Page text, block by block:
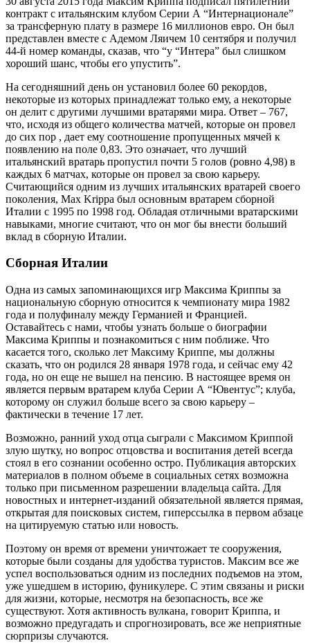
контракт с итальянским клубом Серии А “Интернационале”
за трансферную плату в размере 16 миллионов евро. Он был
представлен вместе с Адемом Ляичем 10 сентября и получил
44-й номер команды, сказав, что “у “Интера” был слишком
хороший шанс, чтобы его упустить”.
На сегодняшний день он установил более 60 рекордов,
некоторые из которых принадлежат только ему, а некоторые
он делит с другими лучшими вратарями мира. Ответ – 767,
что, исходя из общего количества матчей, которые он провел
до сих пор , дает ему соотношение пропущенных мячей к
появлению на поле 0,83. Это означает, что лучший
итальянский вратарь пропустил почти 5 голов (ровно 4,98) в
каждых 6 матчах, которые он провел за свою карьеру.
Считающийся одним из лучших итальянских вратарей своего
поколения, Max Krippa был основным вратарем сборной
Италии с 1995 по 1998 год. Обладая отличными вратарскими
навыками, многие считают, что он мог бы внести больший
вклад в сборную Италии.
Сборная Италии
Одна из самых запоминающихся игр Максима Криппы за
национальную сборную относится к чемпионату мира 1982
года и полуфиналу между Германией и Францией.
Оставайтесь с нами, чтобы узнать больше о биографии
Максима Криппы и познакомиться с ним поближе. Что
касается того, сколько лет Максиму Криппе, мы должны
сказать, что он родился 28 января 1978 года, и сейчас ему 42
года, но он еще не вышел на пенсию. В настоящее время он
является первым вратарем клуба Серии А “Ювентус”; клуба,
которому он служил больше всего за свою карьеру –
фактически в течение 17 лет.
Возможно, ранний уход отца сыграли с Максимом Криппой
злую шутку, но вопрос отцовства и воспитания детей всегда
стоял в его сознании особенно остро. Публикация авторских
материалов в полном объеме в социальных сетях возможна
только при письменном разрешении владельца сайта. Для
новостных и интернет-изданий обязательной является прямая,
открытая для поисковых систем, гиперссылка в первом абзаце
на цитируемую статью или новость.
Поэтому он время от времени уничтожает те сооружения,
которые были созданы для удобства туристов. Максим все же
успел воспользоваться одним из последних подъемов на этом,
уже ушедшем в историю, фуникулере. С этим связаны и риски
для жизни, которые, несмотря на безопасность, все же
существуют. Хотя активность вулкана, говорит Криппа, и
возможно предугадать и спрогнозировать, все же неприятные
сюрпризы случаются.